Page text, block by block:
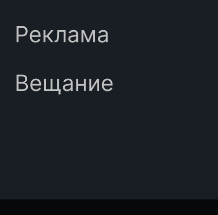
Реклама
Вещание